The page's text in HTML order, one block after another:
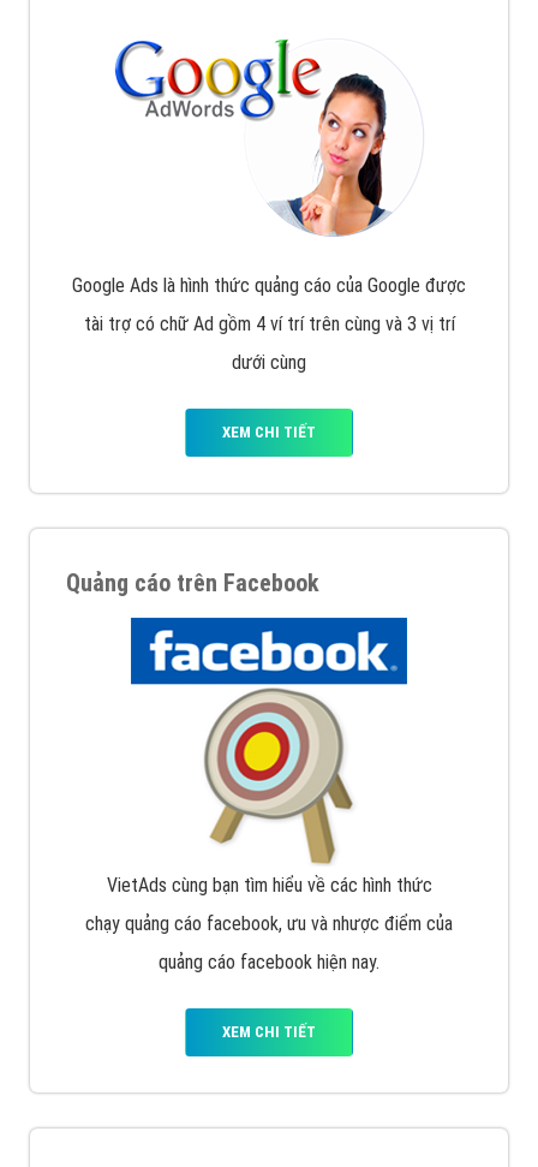
Google Ads là hình thức quảng cáo của Google được
tài trợ có chữ Ad gồm 4 ví trí trên cùng và 3 vị trí
dưới cùng
XEM CHI TIẾT
Quảng cáo trên Facebook
VietAds cùng bạn tìm hiểu về các hình thức
chạy quảng cáo facebook, ưu và nhược điểm của
quảng cáo facebook hiện nay.
XEM CHI TIẾT